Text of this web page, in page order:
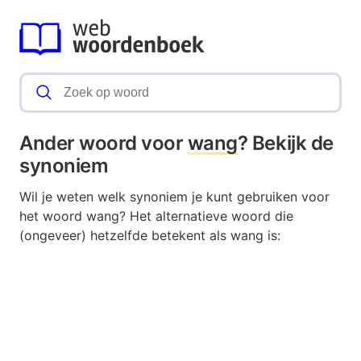
Ander woord voor wang? Bekijk de
synoniem
Wil je weten welk synoniem je kunt gebruiken voor
het woord wang? Het alternatieve woord die
(ongeveer) hetzelfde betekent als wang is: